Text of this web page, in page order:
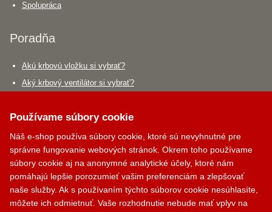
Spolupráca
Poradňa
Akú krbovú vložku si vybrať?
Aký krbový ventilátor si vybrať?
Kontakty
PALOMINO KRBY, s.r.o.
Komjatná 210
okr. Ružomberok, 034 96
Používame súbory cookie
Náš e-shop používa súbory cookie, ktoré sú nevyhnutné pre
správne fungovanie webových stránok. Okrem toho používame
súbory cookie aj na anonymné analytické účely, ktoré nám
pomáhajú lepšie porozumieť vašim preferenciám a zlepšovať
naše služby. Ak s používaním týchto súborov cookie nesúhlasíte,
môžete ich odmietnuť. Vaše rozhodnutie nebude mať vplyv na
Inteligentný krbový asistent